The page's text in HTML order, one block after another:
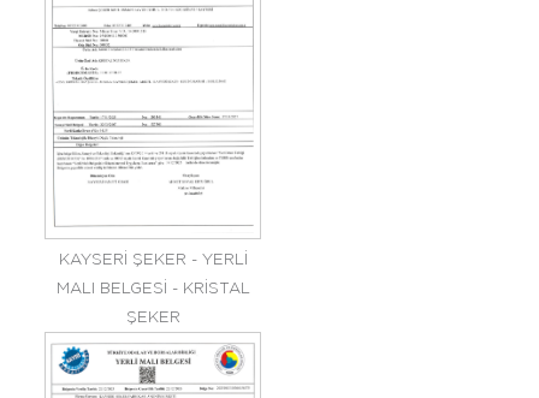
KAYSERİ ŞEKER - YERLİ
MALI BELGESİ - KRİSTAL
ŞEKER